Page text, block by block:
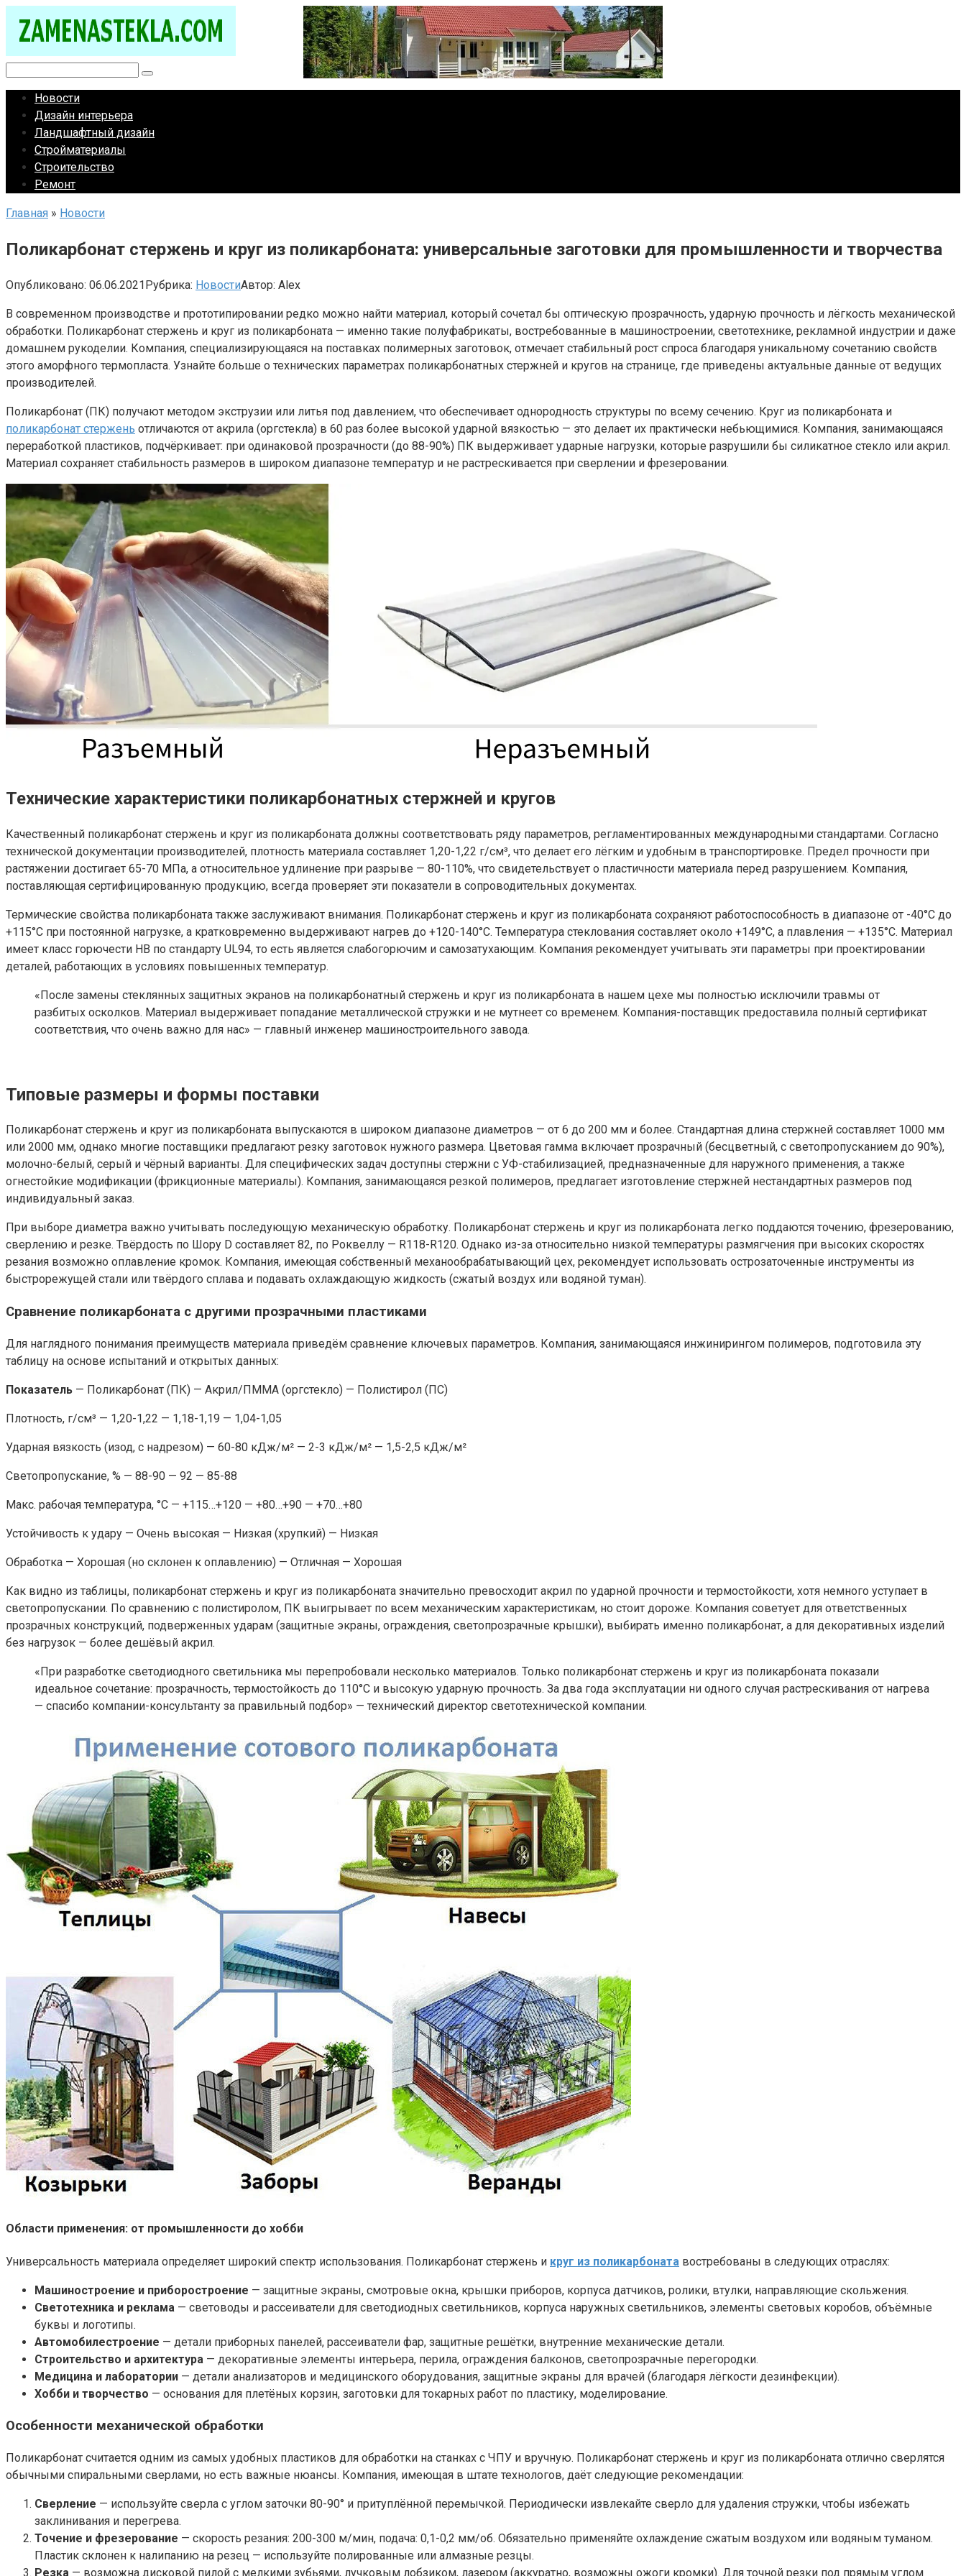
Новости
Дизайн интерьера
Ландшафтный дизайн
Стройматериалы
Строительство
Ремонт
Главная » Новости
Поликарбонат стержень и круг из поликарбоната: универсальные заготовки для промышленности и творчества
Опубликовано: 06.06.2021Рубрика: НовостиАвтор: Alex
В современном производстве и прототипировании редко можно найти материал, который сочетал бы оптическую прозрачность, ударную прочность и лёгкость механической
обработки. Поликарбонат стержень и круг из поликарбоната — именно такие полуфабрикаты, востребованные в машиностроении, светотехнике, рекламной индустрии и даже
домашнем рукоделии. Компания, специализирующаяся на поставках полимерных заготовок, отмечает стабильный рост спроса благодаря уникальному сочетанию свойств
этого аморфного термопласта. Узнайте больше о технических параметрах поликарбонатных стержней и кругов на странице, где приведены актуальные данные от ведущих
производителей.
Поликарбонат (ПК) получают методом экструзии или литья под давлением, что обеспечивает однородность структуры по всему сечению. Круг из поликарбоната и
поликарбонат стержень отличаются от акрила (оргстекла) в 60 раз более высокой ударной вязкостью — это делает их практически небьющимися. Компания, занимающаяся
переработкой пластиков, подчёркивает: при одинаковой прозрачности (до 88-90%) ПК выдерживает ударные нагрузки, которые разрушили бы силикатное стекло или акрил.
Материал сохраняет стабильность размеров в широком диапазоне температур и не растрескивается при сверлении и фрезеровании.
Технические характеристики поликарбонатных стержней и кругов
Качественный поликарбонат стержень и круг из поликарбоната должны соответствовать ряду параметров, регламентированных международными стандартами. Согласно
технической документации производителей, плотность материала составляет 1,20-1,22 г/см³, что делает его лёгким и удобным в транспортировке. Предел прочности при
растяжении достигает 65-70 МПа, а относительное удлинение при разрыве — 80-110%, что свидетельствует о пластичности материала перед разрушением. Компания,
поставляющая сертифицированную продукцию, всегда проверяет эти показатели в сопроводительных документах.
Термические свойства поликарбоната также заслуживают внимания. Поликарбонат стержень и круг из поликарбоната сохраняют работоспособность в диапазоне от -40°C до
+115°C при постоянной нагрузке, а кратковременно выдерживают нагрев до +120-140°C. Температура стеклования составляет около +149°C, а плавления — +135°C. Материал
имеет класс горючести HB по стандарту UL94, то есть является слабогорючим и самозатухающим. Компания рекомендует учитывать эти параметры при проектировании
деталей, работающих в условиях повышенных температур.
«После замены стеклянных защитных экранов на поликарбонатный стержень и круг из поликарбоната в нашем цехе мы полностью исключили травмы от
разбитых осколков. Материал выдерживает попадание металлической стружки и не мутнеет со временем. Компания-поставщик предоставила полный сертификат
соответствия, что очень важно для нас» — главный инженер машиностроительного завода.
Типовые размеры и формы поставки
Поликарбонат стержень и круг из поликарбоната выпускаются в широком диапазоне диаметров — от 6 до 200 мм и более. Стандартная длина стержней составляет 1000 мм
или 2000 мм, однако многие поставщики предлагают резку заготовок нужного размера. Цветовая гамма включает прозрачный (бесцветный, с светопропусканием до 90%),
молочно-белый, серый и чёрный варианты. Для специфических задач доступны стержни с УФ-стабилизацией, предназначенные для наружного применения, а также
огнестойкие модификации (фрикционные материалы). Компания, занимающаяся резкой полимеров, предлагает изготовление стержней нестандартных размеров под
индивидуальный заказ.
При выборе диаметра важно учитывать последующую механическую обработку. Поликарбонат стержень и круг из поликарбоната легко поддаются точению, фрезерованию,
сверлению и резке. Твёрдость по Шору D составляет 82, по Роквеллу — R118-R120. Однако из-за относительно низкой температуры размягчения при высоких скоростях
резания возможно оплавление кромок. Компания, имеющая собственный механообрабатывающий цех, рекомендует использовать острозаточенные инструменты из
быстрорежущей стали или твёрдого сплава и подавать охлаждающую жидкость (сжатый воздух или водяной туман).
Сравнение поликарбоната с другими прозрачными пластиками
Для наглядного понимания преимуществ материала приведём сравнение ключевых параметров. Компания, занимающаяся инжинирингом полимеров, подготовила эту
таблицу на основе испытаний и открытых данных:
Показатель — Поликарбонат (ПК) — Акрил/ПММА (оргстекло) — Полистирол (ПС)
Плотность, г/см³ — 1,20-1,22 — 1,18-1,19 — 1,04-1,05
Ударная вязкость (изод, с надрезом) — 60-80 кДж/м² — 2-3 кДж/м² — 1,5-2,5 кДж/м²
Светопропускание, % — 88-90 — 92 — 85-88
Макс. рабочая температура, °C — +115…+120 — +80…+90 — +70…+80
Устойчивость к удару — Очень высокая — Низкая (хрупкий) — Низкая
Обработка — Хорошая (но склонен к оплавлению) — Отличная — Хорошая
Как видно из таблицы, поликарбонат стержень и круг из поликарбоната значительно превосходит акрил по ударной прочности и термостойкости, хотя немного уступает в
светопропускании. По сравнению с полистиролом, ПК выигрывает по всем механическим характеристикам, но стоит дороже. Компания советует для ответственных
прозрачных конструкций, подверженных ударам (защитные экраны, ограждения, светопрозрачные крышки), выбирать именно поликарбонат, а для декоративных изделий
без нагрузок — более дешёвый акрил.
«При разработке светодиодного светильника мы перепробовали несколько материалов. Только поликарбонат стержень и круг из поликарбоната показали
идеальное сочетание: прозрачность, термостойкость до 110°C и высокую ударную прочность. За два года эксплуатации ни одного случая растрескивания от нагрева
— спасибо компании-консультанту за правильный подбор» — технический директор светотехнической компании.
Области применения: от промышленности до хобби
Универсальность материала определяет широкий спектр использования. Поликарбонат стержень и круг из поликарбоната востребованы в следующих отраслях:
Машиностроение и приборостроение — защитные экраны, смотровые окна, крышки приборов, корпуса датчиков, ролики, втулки, направляющие скольжения.
Светотехника и реклама — световоды и рассеиватели для светодиодных светильников, корпуса наружных светильников, элементы световых коробов, объёмные
буквы и логотипы.
Автомобилестроение — детали приборных панелей, рассеиватели фар, защитные решётки, внутренние механические детали.
Строительство и архитектура — декоративные элементы интерьера, перила, ограждения балконов, светопрозрачные перегородки.
Медицина и лаборатории — детали анализаторов и медицинского оборудования, защитные экраны для врачей (благодаря лёгкости дезинфекции).
Хобби и творчество — основания для плетёных корзин, заготовки для токарных работ по пластику, моделирование.
Особенности механической обработки
Поликарбонат считается одним из самых удобных пластиков для обработки на станках с ЧПУ и вручную. Поликарбонат стержень и круг из поликарбоната отлично сверлятся
обычными спиральными сверлами, но есть важные нюансы. Компания, имеющая в штате технологов, даёт следующие рекомендации:
Сверление — используйте сверла с углом заточки 80-90° и притуплённой перемычкой. Периодически извлекайте сверло для удаления стружки, чтобы избежать
заклинивания и перегрева.
Точение и фрезерование — скорость резания: 200-300 м/мин, подача: 0,1-0,2 мм/об. Обязательно применяйте охлаждение сжатым воздухом или водяным туманом.
Пластик склонен к налипанию на резец — используйте полированные или алмазные резцы.
Резка — возможна дисковой пилой с мелкими зубьями, лучковым лобзиком, лазером (аккуратно, возможны ожоги кромки). Для точной резки под прямым углом